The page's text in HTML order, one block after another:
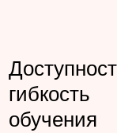
гибкость
обучения